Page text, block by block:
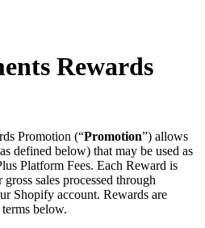
Rewards
Promotion (“Promotion”) allows
defined below) that may be used as
Platform Fees. Each Reward is
sales processed through
Shopify account. Rewards are
below.